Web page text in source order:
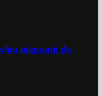
migrantů do